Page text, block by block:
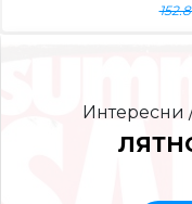
Интересни